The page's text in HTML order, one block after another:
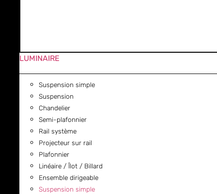
LUMINAIRE
Suspension simple
Suspension
Chandelier
Semi-plafonnier
Rail système
Projecteur sur rail
Plafonnier
Linéaire / Îlot / Billard
Ensemble dirigeable
Suspension simple